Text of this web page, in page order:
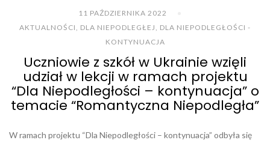
11 PAŹDZIERNIKA 2022
AKTUALNOŚCI
DLA NIEPODLEGŁEJ
DLA NIEPODLEGŁOŚCI -
KONTYNUACJA
Uczniowie z szkół w Ukrainie wzięli
udział w lekcji w ramach projektu
“Dla Niepodległości – kontynuacja” o
temacie “Romantyczna Niepodległa”
W ramach projektu “Dla Niepodległości – kontynuacja” odbyła się